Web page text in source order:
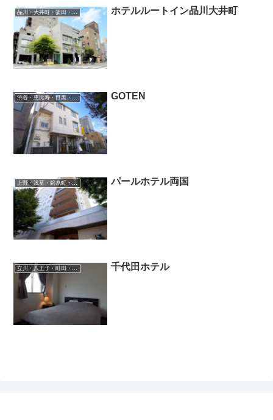
ホテルルートイン品川大井町
GOTEN
上野・浅草・錦糸町・新小岩・北千住 パールホテル両国
千代田ホテル